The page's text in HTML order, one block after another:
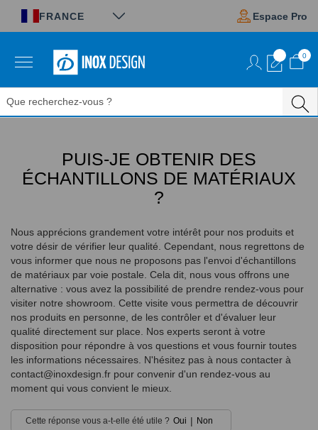
FRANCE Espace Pro
0
contenu
PUIS-JE OBTENIR DES
ÉCHANTILLONS DE MATÉRIAUX
?
Nous apprécions grandement votre intérêt pour nos produits et
votre désir de vérifier leur qualité. Cependant, nous regrettons de
vous informer que nous ne proposons pas l'envoi d'échantillons
de matériaux par voie postale. Cela dit, nous vous offrons une
alternative : vous avez la possibilité de prendre rendez-vous pour
visiter notre showroom. Cette visite vous permettra de découvrir
nos produits en personne, de les contrôler et d'évaluer leur
qualité directement sur place. Nos experts seront à votre
disposition pour répondre à vos questions et vous fournir toutes
les informations nécessaires. N'hésitez pas à nous contacter à
contact@inoxdesign.fr pour convenir d'un rendez-vous au
moment qui vous convient le mieux.
Cette réponse vous a-t-elle été utile ? Oui | Non
Panneau de gestion des cookies